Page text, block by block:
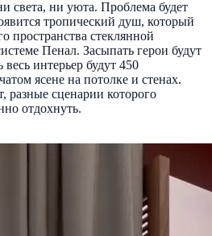
света, ни уюта. Проблема будет
тропический душ, который
пространства стеклянной
Пенал. Засыпать герои будут
интерьер будут 450
ясене на потолке и стенах.
разные сценарии которого
отдохнуть.